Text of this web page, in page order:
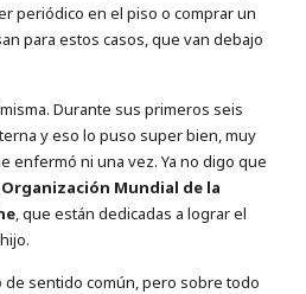
periódico en el piso o comprar un
para estos casos, que van debajo
Durante sus primeros seis
y eso lo puso super bien, muy
enfermó ni una vez. Ya no digo que
Organización Mundial de la
, que están dedicadas a lograr el
de sentido común, pero sobre todo